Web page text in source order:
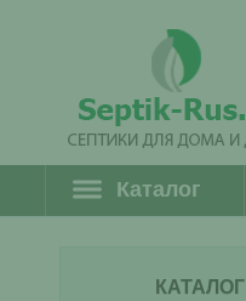
Каталог
КАТАЛОГ